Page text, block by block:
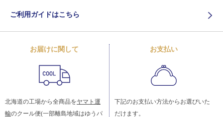
ご利用ガイドはこちら
お届けに関して
北海道の工場から全商品をヤマト運
輸のクール便(一部離島地域はゆうパ
お支払い
下記のお支払い方法からお選びいた
だけます。